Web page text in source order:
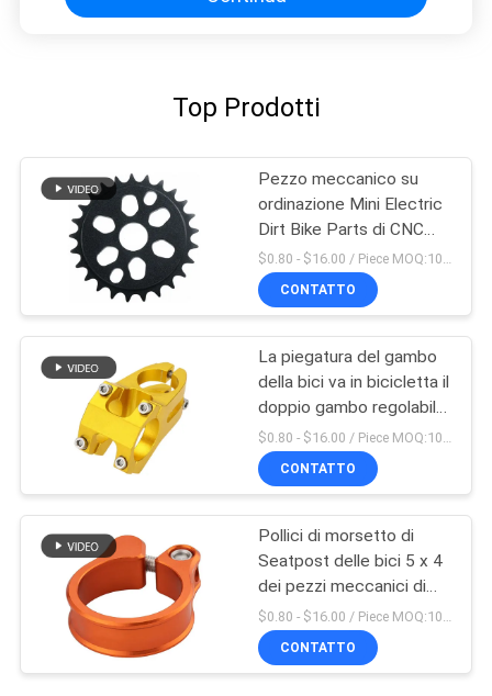
Top Prodotti
Pezzo meccanico su
ordinazione Mini Electric
Dirt Bike Parts di CNC
dell'OEM
$0.80 - $16.00 / Piece MOQ:10 pezzi
CONTATTO
La piegatura del gambo
della bici va in bicicletta il
doppio gambo regolabile
fatto in Cina
$0.80 - $16.00 / Piece MOQ:10 pezzi
CONTATTO
Pollici di morsetto di
Seatpost delle bici 5 x 4
dei pezzi meccanici di
CNC di precisione
CONTATTO